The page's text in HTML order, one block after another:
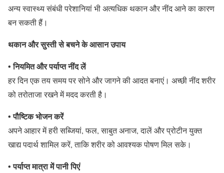
अन्य स्वास्थ्य संबंधी परेशानियां भी अत्यधिक थकान और नींद आने का कारण
बन सकती हैं।
थकान और सुस्ती से बचने के आसान उपाय
• नियमित और पर्याप्त नींद लें
हर दिन एक तय समय पर सोने और जागने की आदत बनाएं। अच्छी नींद शरीर
को तरोताजा रखने में मदद करती है।
• पौष्टिक भोजन करें
अपने आहार में हरी सब्जियां, फल, साबुत अनाज, दालें और प्रोटीन युक्त
खाद्य पदार्थ शामिल करें, ताकि शरीर को आवश्यक पोषण मिल सके।
• पर्याप्त मात्रा में पानी पिएं